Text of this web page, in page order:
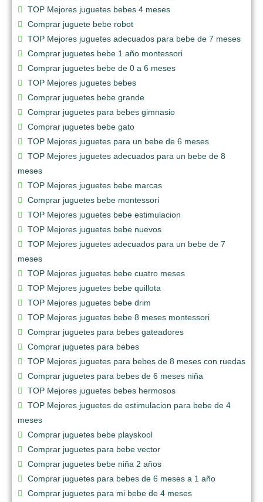
TOP Mejores juguetes bebes 4 meses
Comprar juguete bebe robot
TOP Mejores juguetes adecuados para bebe de 7 meses
Comprar juguetes bebe 1 año montessori
Comprar juguetes bebe de 0 a 6 meses
TOP Mejores juguetes bebes
Comprar juguetes bebe grande
Comprar juguetes para bebes gimnasio
Comprar juguetes bebe gato
TOP Mejores juguetes para un bebe de 6 meses
TOP Mejores juguetes adecuados para un bebe de 8
meses
TOP Mejores juguetes bebe marcas
Comprar juguetes bebe montessori
TOP Mejores juguetes bebe estimulacion
TOP Mejores juguetes bebe nuevos
TOP Mejores juguetes adecuados para un bebe de 7
meses
TOP Mejores juguetes bebe cuatro meses
TOP Mejores juguetes bebe quillota
TOP Mejores juguetes bebe drim
TOP Mejores juguetes bebe 8 meses montessori
Comprar juguetes para bebes gateadores
Comprar juguetes para bebes
TOP Mejores juguetes para bebes de 8 meses con ruedas
Comprar juguetes para bebes de 6 meses niña
TOP Mejores juguetes bebes hermosos
TOP Mejores juguetes de estimulacion para bebe de 4
meses
Comprar juguetes bebe playskool
Comprar juguetes para bebe vector
Comprar juguetes bebe niña 2 años
Comprar juguetes para bebes de 6 meses a 1 año
Comprar juguetes para mi bebe de 4 meses